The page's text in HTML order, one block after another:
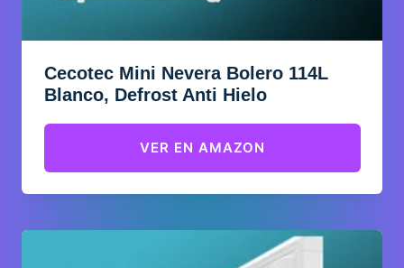
Cecotec Mini Nevera Bolero 114L
Blanco, Defrost Anti Hielo
VER EN AMAZON